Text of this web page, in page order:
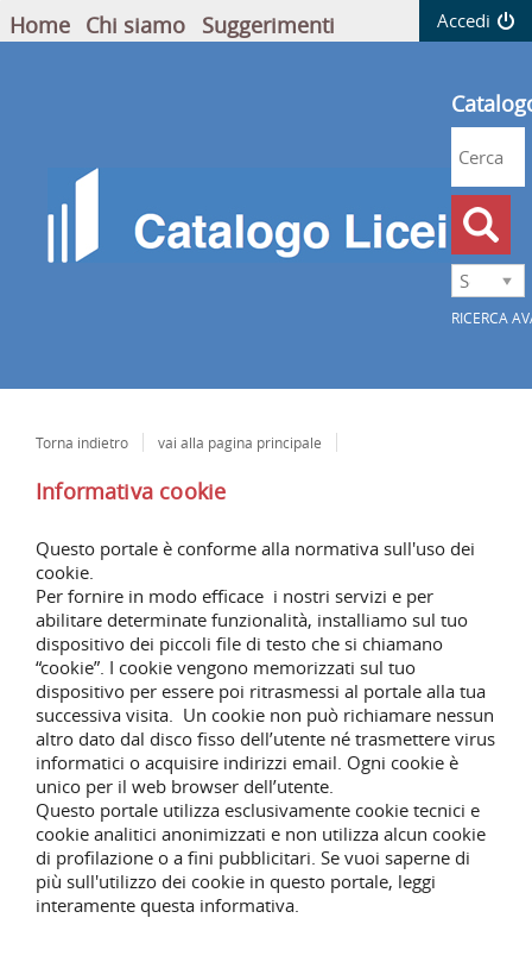
Home Chi siamo Suggerimenti Accedi
RICERCA
Seleziona
la
tua
Torna indietro vai alla pagina principale
Informativa cookie
Questo portale è conforme alla normativa sull'uso dei
cookie.
Per fornire in modo efficace i nostri servizi e per
abilitare determinate funzionalità, installiamo sul tuo
dispositivo dei piccoli file di testo che si chiamano
“cookie”. I cookie vengono memorizzati sul tuo
dispositivo per essere poi ritrasmessi al portale alla tua
successiva visita. Un cookie non può richiamare nessun
altro dato dal disco fisso dell’utente né trasmettere virus
informatici o acquisire indirizzi email. Ogni cookie è
unico per il web browser dell’utente.
Questo portale utilizza esclusivamente cookie tecnici e
cookie analitici anonimizzati e non utilizza alcun cookie
di profilazione o a fini pubblicitari. Se vuoi saperne di
più sull'utilizzo dei cookie in questo portale, leggi
interamente questa informativa.